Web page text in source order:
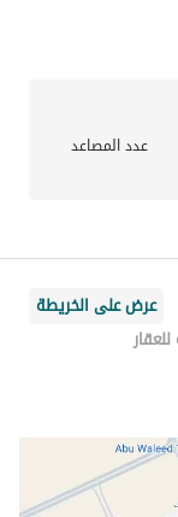
عدد المصاعد
عرض على الخريطة